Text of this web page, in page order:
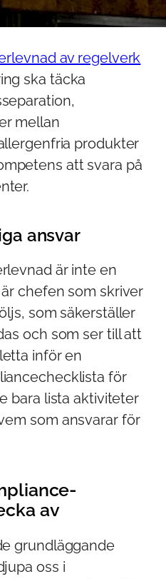
av regelverk
ska täcka
mellan
produkter
att svara på
ansvar
är inte en
chefen som skriver
som säkerställer
och som ser till att
inför en
för
bara lista aktiviteter
som ansvarar för
av
grundläggande
oss i